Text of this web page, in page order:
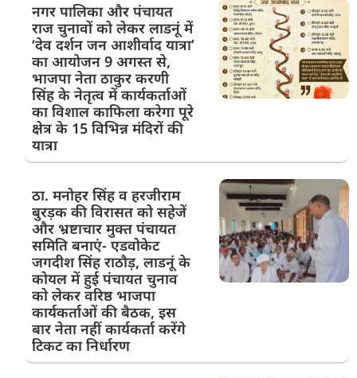
नगर पालिका और पंचायत
राज चुनावों को लेकर लाडनूं में
‘देव दर्शन जन आशीर्वाद यात्रा’
का आयोजन 9 अगस्त से,
भाजपा नेता ठाकुर करणी
सिंह के नेतृत्व में कार्यकर्ताओं
का विशाल काफिला करेगा पूरे
क्षेत्र के 15 विभिन्न मंदिरों की
यात्रा
ठा. मनोहर सिंह व हरजीराम
बुरड़क की विरासत को सहेजें
और भ्रष्टाचार मुक्त पंचायत
समिति बनाएं- एडवोकेट
जगदीश सिंह राठौड़, लाडनूं के
कोयल में हुई पंचायत चुनाव
को लेकर वरिष्ठ भाजपा
कार्यकर्ताओं की बैठक, इस
बार नेता नहीं कार्यकर्ता करेंगे
टिकट का निर्धारण